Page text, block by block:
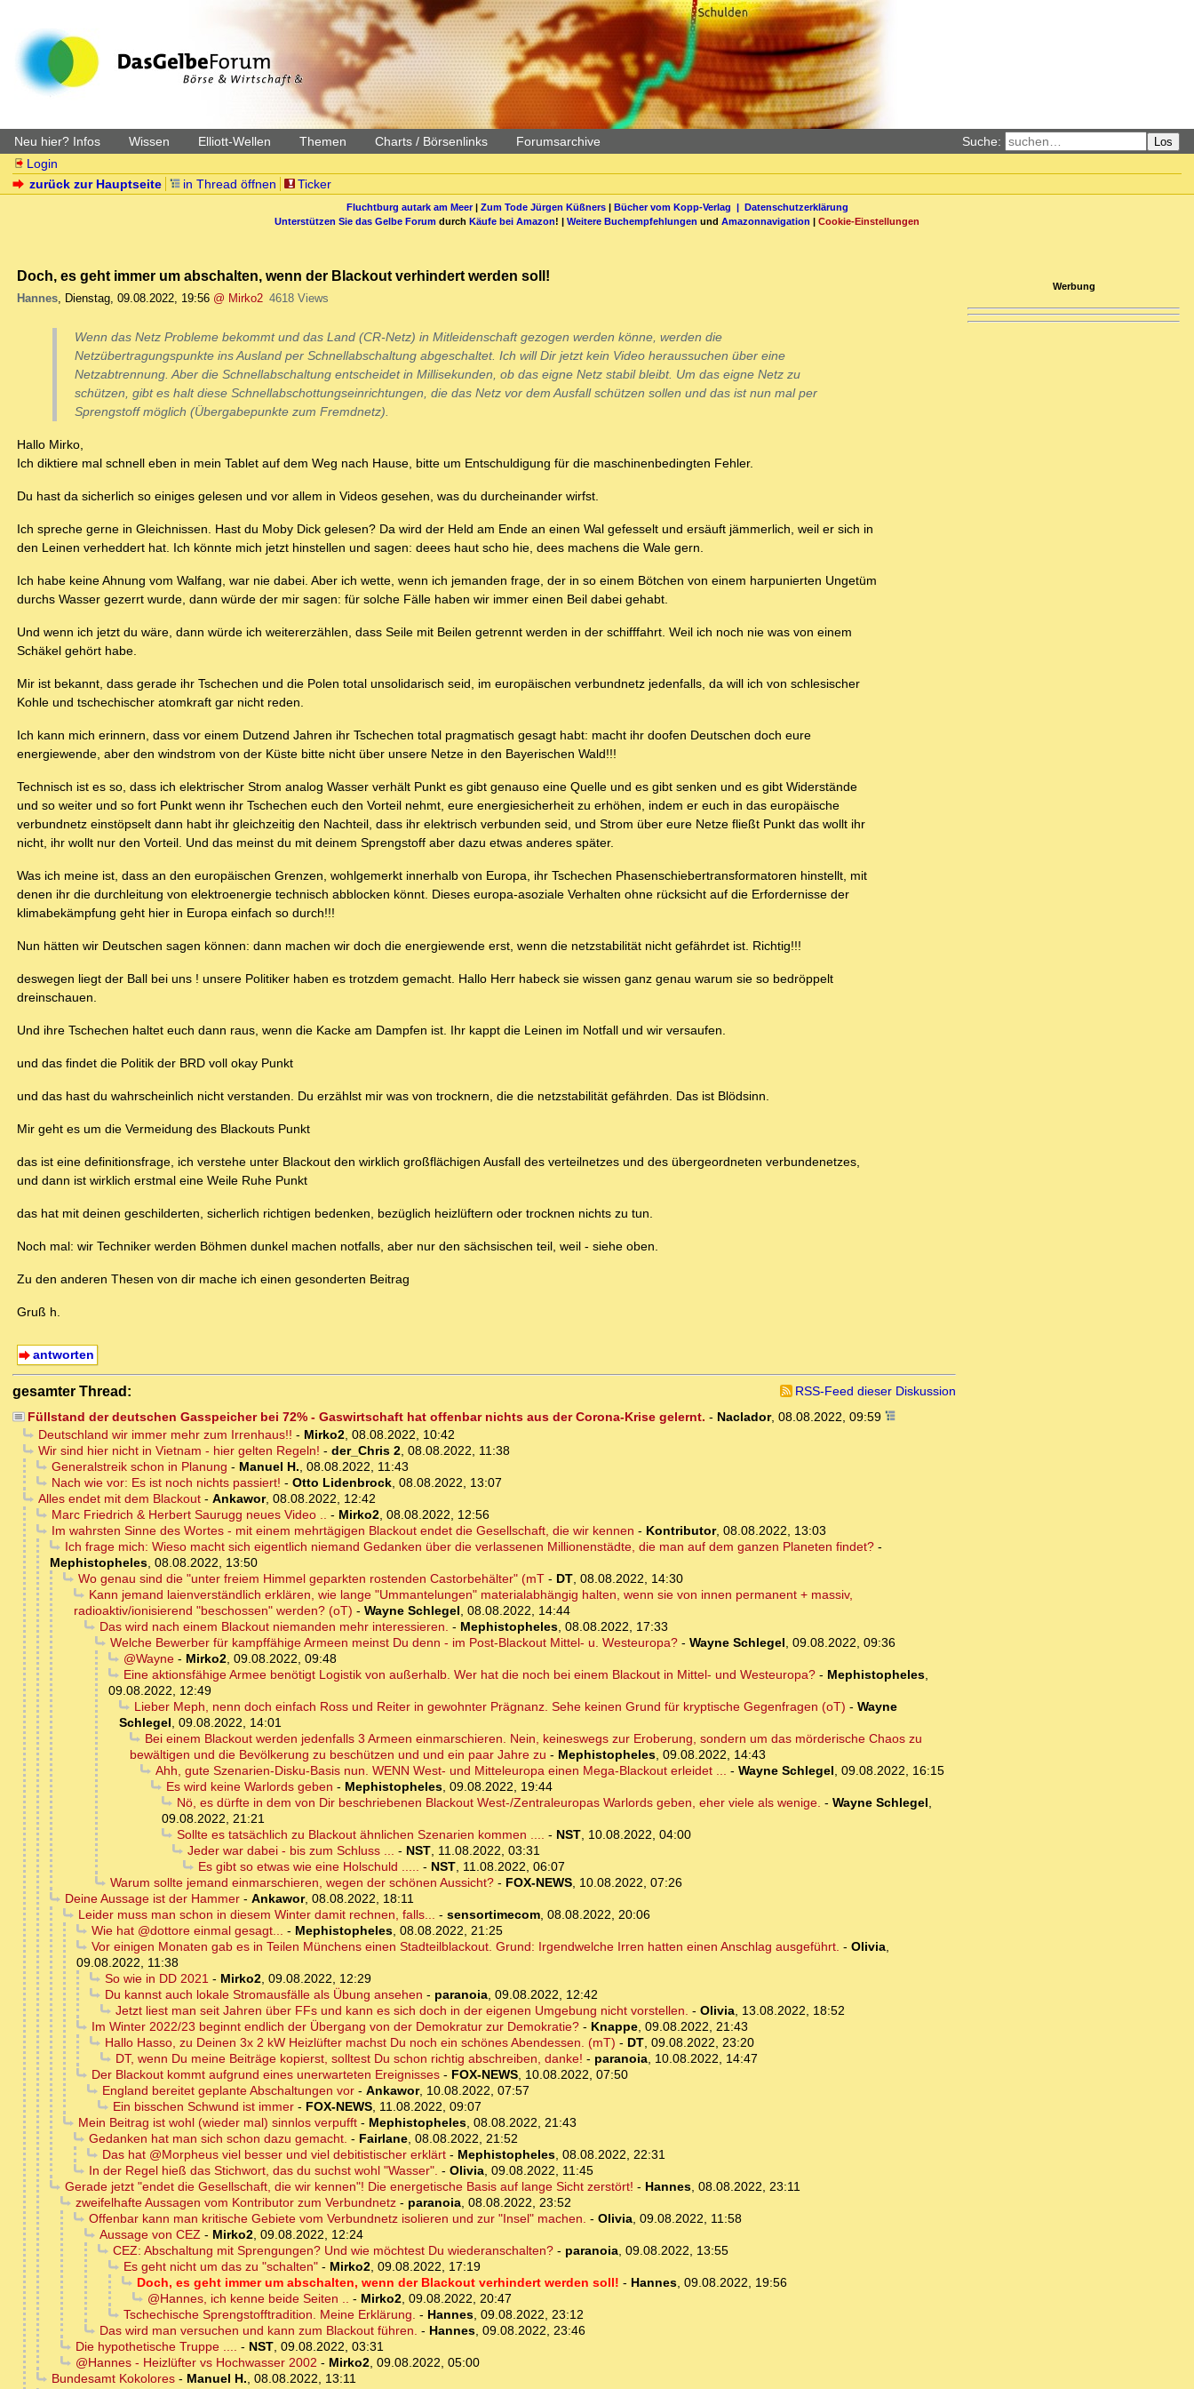
Neu hier? Infos Wissen Elliott-Wellen Themen Charts / Börsenlinks Forumsarchive Suche: Los
Login
zurück zur Hauptseite
in Thread öffnen Ticker
Fluchtburg autark am Meer| Zum Tode Jürgen Küßners| Bücher vom Kopp-Verlag | Datenschutzerklärung
Unterstützen Sie das Gelbe Forum durch Käufe bei Amazon! | Weitere Buchempfehlungen und Amazonnavigation | Cookie-Einstellungen
Doch, es geht immer um abschalten, wenn der Blackout verhindert werden soll!
Hannes, Dienstag, 09.08.2022, 19:56 @ Mirko2 4618 Views
Wenn das Netz Probleme bekommt und das Land (CR-Netz) in Mitleidenschaft gezogen werden könne, werden die
Netzübertragungspunkte ins Ausland per Schnellabschaltung abgeschaltet. Ich will Dir jetzt kein Video heraussuchen über eine
Netzabtrennung. Aber die Schnellabschaltung entscheidet in Millisekunden, ob das eigne Netz stabil bleibt. Um das eigne Netz zu
schützen, gibt es halt diese Schnellabschottungseinrichtungen, die das Netz vor dem Ausfall schützen sollen und das ist nun mal per
Sprengstoff möglich (Übergabepunkte zum Fremdnetz).
Hallo Mirko,
Ich diktiere mal schnell eben in mein Tablet auf dem Weg nach Hause, bitte um Entschuldigung für die maschinenbedingten Fehler.
Du hast da sicherlich so einiges gelesen und vor allem in Videos gesehen, was du durcheinander wirfst.
Ich spreche gerne in Gleichnissen. Hast du Moby Dick gelesen? Da wird der Held am Ende an einen Wal gefesselt und ersäuft jämmerlich, weil er sich in
den Leinen verheddert hat. Ich könnte mich jetzt hinstellen und sagen: deees haut scho hie, dees machens die Wale gern.
Ich habe keine Ahnung vom Walfang, war nie dabei. Aber ich wette, wenn ich jemanden frage, der in so einem Bötchen von einem harpunierten Ungetüm
durchs Wasser gezerrt wurde, dann würde der mir sagen: für solche Fälle haben wir immer einen Beil dabei gehabt.
Und wenn ich jetzt du wäre, dann würde ich weitererzählen, dass Seile mit Beilen getrennt werden in der schifffahrt. Weil ich noch nie was von einem
Schäkel gehört habe.
Mir ist bekannt, dass gerade ihr Tschechen und die Polen total unsolidarisch seid, im europäischen verbundnetz jedenfalls, da will ich von schlesischer
Kohle und tschechischer atomkraft gar nicht reden.
Ich kann mich erinnern, dass vor einem Dutzend Jahren ihr Tschechen total pragmatisch gesagt habt: macht ihr doofen Deutschen doch eure
energiewende, aber den windstrom von der Küste bitte nicht über unsere Netze in den Bayerischen Wald!!!
Technisch ist es so, dass ich elektrischer Strom analog Wasser verhält Punkt es gibt genauso eine Quelle und es gibt senken und es gibt Widerstände
und so weiter und so fort Punkt wenn ihr Tschechen euch den Vorteil nehmt, eure energiesicherheit zu erhöhen, indem er euch in das europäische
verbundnetz einstöpselt dann habt ihr gleichzeitig den Nachteil, dass ihr elektrisch verbunden seid, und Strom über eure Netze fließt Punkt das wollt ihr
nicht, ihr wollt nur den Vorteil. Und das meinst du mit deinem Sprengstoff aber dazu etwas anderes später.
Was ich meine ist, dass an den europäischen Grenzen, wohlgemerkt innerhalb von Europa, ihr Tschechen Phasenschiebertransformatoren hinstellt, mit
denen ihr die durchleitung von elektroenergie technisch abblocken könnt. Dieses europa-asoziale Verhalten ohne rücksicht auf die Erfordernisse der
klimabekämpfung geht hier in Europa einfach so durch!!!
Nun hätten wir Deutschen sagen können: dann machen wir doch die energiewende erst, wenn die netzstabilität nicht gefährdet ist. Richtig!!!
deswegen liegt der Ball bei uns ! unsere Politiker haben es trotzdem gemacht. Hallo Herr habeck sie wissen ganz genau warum sie so bedröppelt
dreinschauen.
Und ihre Tschechen haltet euch dann raus, wenn die Kacke am Dampfen ist. Ihr kappt die Leinen im Notfall und wir versaufen.
und das findet die Politik der BRD voll okay Punkt
und das hast du wahrscheinlich nicht verstanden. Du erzählst mir was von trocknern, die die netzstabilität gefährden. Das ist Blödsinn.
Mir geht es um die Vermeidung des Blackouts Punkt
das ist eine definitionsfrage, ich verstehe unter Blackout den wirklich großflächigen Ausfall des verteilnetzes und des übergeordneten verbundenetzes,
und dann ist wirklich erstmal eine Weile Ruhe Punkt
das hat mit deinen geschilderten, sicherlich richtigen bedenken, bezüglich heizlüftern oder trocknen nichts zu tun.
Noch mal: wir Techniker werden Böhmen dunkel machen notfalls, aber nur den sächsischen teil, weil - siehe oben.
Zu den anderen Thesen von dir mache ich einen gesonderten Beitrag
Gruß h.
antworten
gesamter Thread:
RSS-Feed dieser Diskussion
Füllstand der deutschen Gasspeicher bei 72% - Gaswirtschaft hat offenbar nichts aus der Corona-Krise gelernt. - Naclador, 08.08.2022, 09:59
Deutschland wir immer mehr zum Irrenhaus!! - Mirko2, 08.08.2022, 10:42
Wir sind hier nicht in Vietnam - hier gelten Regeln! - der_Chris 2, 08.08.2022, 11:38
Generalstreik schon in Planung - Manuel H., 08.08.2022, 11:43
Nach wie vor: Es ist noch nichts passiert! - Otto Lidenbrock, 08.08.2022, 13:07
Alles endet mit dem Blackout- Ankawor, 08.08.2022, 12:42
Marc Friedrich & Herbert Saurugg neues Video .. - Mirko2, 08.08.2022, 12:56
Im wahrsten Sinne des Wortes - mit einem mehrtägigen Blackout endet die Gesellschaft, die wir kennen - Kontributor, 08.08.2022, 13:03
Ich frage mich: Wieso macht sich eigentlich niemand Gedanken über die verlassenen Millionenstädte, die man auf dem ganzen Planeten findet?-
Mephistopheles, 08.08.2022, 13:50
Wo genau sind die "unter freiem Himmel geparkten rostenden Castorbehälter" (mT- DT, 08.08.2022, 14:30
Kann jemand laienverständlich erklären, wie lange "Ummantelungen" materialabhängig halten, wenn sie von innen permanent + massiv,
radioaktiv/ionisierend "beschossen" werden? (oT) - Wayne Schlegel, 08.08.2022, 14:44
Das wird nach einem Blackout niemanden mehr interessieren. - Mephistopheles, 08.08.2022, 17:33
Welche Bewerber für kampffähige Armeen meinst Du denn - im Post-Blackout Mittel- u. Westeuropa?- Wayne Schlegel, 09.08.2022, 09:36
@Wayne- Mirko2, 09.08.2022, 09:48
Eine aktionsfähige Armee benötigt Logistik von außerhalb. Wer hat die noch bei einem Blackout in Mittel- und Westeuropa?- Mephistopheles,
09.08.2022, 12:49
Lieber Meph, nenn doch einfach Ross und Reiter in gewohnter Prägnanz. Sehe keinen Grund für kryptische Gegenfragen (oT) - Wayne
Schlegel, 09.08.2022, 14:01
Bei einem Blackout werden jedenfalls 3 Armeen einmarschieren. Nein, keineswegs zur Eroberung, sondern um das mörderische Chaos zu
bewältigen und die Bevölkerung zu beschützen und und ein paar Jahre zu - Mephistopheles, 09.08.2022, 14:43
Ahh, gute Szenarien-Disku-Basis nun. WENN West- und Mitteleuropa einen Mega-Blackout erleidet ... - Wayne Schlegel, 09.08.2022, 16:15
Es wird keine Warlords geben - Mephistopheles, 09.08.2022, 19:44
Nö, es dürfte in dem von Dir beschriebenen Blackout West-/Zentraleuropas Warlords geben, eher viele als wenige. - Wayne Schlegel,
09.08.2022, 21:21
Sollte es tatsächlich zu Blackout ähnlichen Szenarien kommen .... - NST, 10.08.2022, 04:00
Jeder war dabei - bis zum Schluss ... - NST, 11.08.2022, 03:31
Es gibt so etwas wie eine Holschuld ..... - NST, 11.08.2022, 06:07
Warum sollte jemand einmarschieren, wegen der schönen Aussicht?- FOX-NEWS, 10.08.2022, 07:26
Deine Aussage ist der Hammer- Ankawor, 08.08.2022, 18:11
Leider muss man schon in diesem Winter damit rechnen, falls... - sensortimecom, 08.08.2022, 20:06
Wie hat @dottore einmal gesagt... - Mephistopheles, 08.08.2022, 21:25
Vor einigen Monaten gab es in Teilen Münchens einen Stadteilblackout. Grund: Irgendwelche Irren hatten einen Anschlag ausgeführt. - Olivia,
09.08.2022, 11:38
So wie in DD 2021- Mirko2, 09.08.2022, 12:29
Du kannst auch lokale Stromausfälle als Übung ansehen - paranoia, 09.08.2022, 12:42
Jetzt liest man seit Jahren über FFs und kann es sich doch in der eigenen Umgebung nicht vorstellen. - Olivia, 13.08.2022, 18:52
Im Winter 2022/23 beginnt endlich der Übergang von der Demokratur zur Demokratie?- Knappe, 09.08.2022, 21:43
Hallo Hasso, zu Deinen 3x 2 kW Heizlüfter machst Du noch ein schönes Abendessen. (mT) - DT, 09.08.2022, 23:20
DT, wenn Du meine Beiträge kopierst, solltest Du schon richtig abschreiben, danke! - paranoia, 10.08.2022, 14:47
Der Blackout kommt aufgrund eines unerwarteten Ereignisses- FOX-NEWS, 10.08.2022, 07:50
England bereitet geplante Abschaltungen vor- Ankawor, 10.08.2022, 07:57
Ein bisschen Schwund ist immer- FOX-NEWS, 11.08.2022, 09:07
Mein Beitrag ist wohl (wieder mal) sinnlos verpufft- Mephistopheles, 08.08.2022, 21:43
Gedanken hat man sich schon dazu gemacht. - Fairlane, 08.08.2022, 21:52
Das hat @Morpheus viel besser und viel debitistischer erklärt- Mephistopheles, 08.08.2022, 22:31
In der Regel hieß das Stichwort, das du suchst wohl "Wasser". - Olivia, 09.08.2022, 11:45
Gerade jetzt "endet die Gesellschaft, die wir kennen"! Die energetische Basis auf lange Sicht zerstört! - Hannes, 08.08.2022, 23:11
zweifelhafte Aussagen vom Kontributor zum Verbundnetz- paranoia, 08.08.2022, 23:52
Offenbar kann man kritische Gebiete vom Verbundnetz isolieren und zur "Insel" machen. - Olivia, 09.08.2022, 11:58
Aussage von CEZ- Mirko2, 09.08.2022, 12:24
CEZ: Abschaltung mit Sprengungen? Und wie möchtest Du wiederanschalten?- paranoia, 09.08.2022, 13:55
Es geht nicht um das zu "schalten"- Mirko2, 09.08.2022, 17:19
Doch, es geht immer um abschalten, wenn der Blackout verhindert werden soll! - Hannes, 09.08.2022, 19:56
@Hannes, ich kenne beide Seiten .. - Mirko2, 09.08.2022, 20:47
Tschechische Sprengstofftradition. Meine Erklärung. - Hannes, 09.08.2022, 23:12
Das wird man versuchen und kann zum Blackout führen. - Hannes, 09.08.2022, 23:46
Die hypothetische Truppe .... - NST, 09.08.2022, 03:31
@Hannes - Heizlüfter vs Hochwasser 2002 - Mirko2, 09.08.2022, 05:00
Bundesamt Kokolores- Manuel H., 08.08.2022, 13:11
Werbung